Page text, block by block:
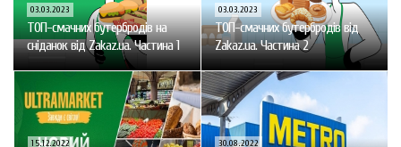
03.03.2023
ТОП-смачних бутербродів на
сніданок від Zakaz.ua. Частина 1
03.03.2023
ТОП-смачних бутербродів від
Zakaz.ua. Частина 2
15.12.2022 30.08.2022